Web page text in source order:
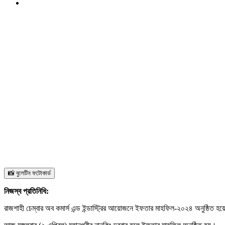
📸 বুলেটিন ফটোকার্ড
নিজস্ব প্রতিনিধি:
রাজশাহী চেম্বার অব কমার্স এন্ড ইন্ডাস্ট্রির আয়োজনে ইফতার মাহফিল-২০২৪ অনুষ্ঠিত